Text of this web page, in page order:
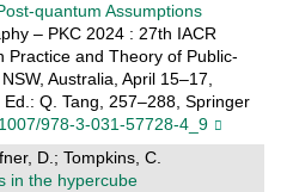
quantum Assumptions
– PKC 2024 : 27th IACR
Practice and Theory of Public-
Australia, April 15–17,
Q. Tang, 257–288, Springer
978-3-031-57728-4_9
D.; Tompkins, C.
in the hypercube